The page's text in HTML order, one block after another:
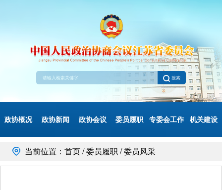
搜索
政协概况 政协新闻 政协会议 委员履职 专委会工作 机关建设
当前位置：首页 / 委员履职 / 委员风采